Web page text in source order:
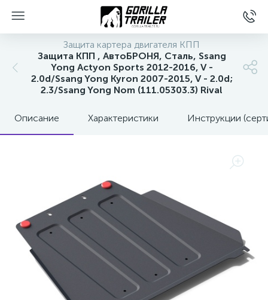
Защита картера двигателя КПП
Защита КПП , АвтоБРОНЯ, Сталь, Ssang
Yong Actyon Sports 2012-2016, V -
2.0d/Ssang Yong Kyron 2007-2015, V - 2.0d;
2.3/Ssang Yong Nom (111.05303.3) Rival
Описание Характеристики Инструкции